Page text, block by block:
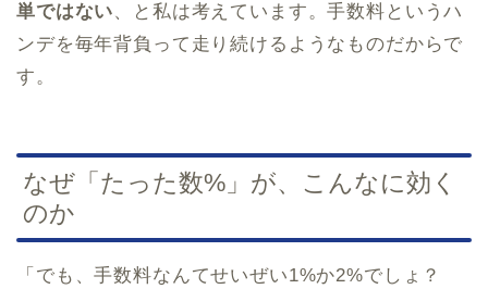
単ではない、と私は考えています。手数料というハ
ンデを毎年背負って走り続けるようなものだからで
す。
なぜ「たった数%」が、こんなに効く
のか
「でも、手数料なんてせいぜい1%か2%でしょ？